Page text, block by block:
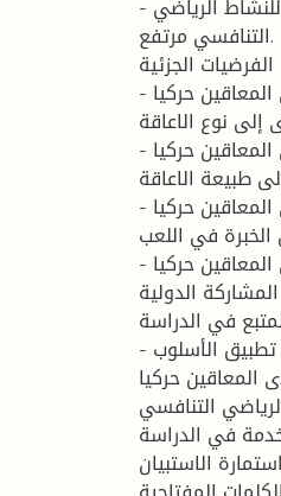
- مستوى السلوك الصحي لدى المعاقين حركيا الممارسين للنشاط الرياضي
التنافسي مرتفع.
الفرضيات الجزئية
- توجد فروق ذات دالة احصائيا في مستوى السلوك الصحي لدى المعاقين حركيا
نوع الاعاقة.
- توجد فروق ذات دالة احصائيا في مستوى السلوك الصحي لدى المعاقين حركيا
طبيعة الاعاقة.
- توجد فروق ذات دالة احصائيا في مستوى السلوك الصحي لدى المعاقين حركيا
في اللعب.
- توجد فروق ذات دالة احصائيا في مستوى السلوك الصحي لدى المعاقين حركيا
الدولية.
في الدراسة :
- وتماشيا مع أهداف وطبيعة موضوع الدراسة فقد اعتمدنا على تطبيق الأسلوب
حركيا
التنافسي.
في الدراسة
استمارة الاستبيان